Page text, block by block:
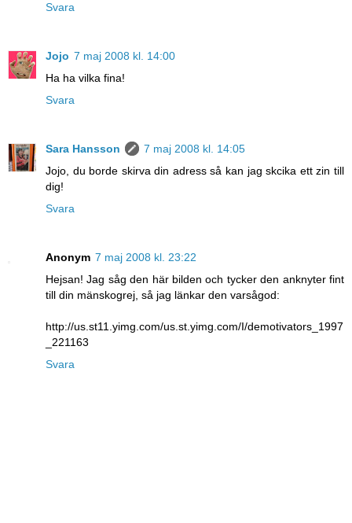
Svara
Jojo 7 maj 2008 kl. 14:00
Ha ha vilka fina!
Svara
Sara Hansson
7 maj 2008 kl. 14:05
Jojo, du borde skirva din adress så kan jag skcika ett zin till
dig!
Svara
Anonym 7 maj 2008 kl. 23:22
Hejsan! Jag såg den här bilden och tycker den anknyter fint
till din mänskogrej, så jag länkar den varsågod:
http://us.st11.yimg.com/us.st.yimg.com/I/demotivators_1997
_221163
Svara